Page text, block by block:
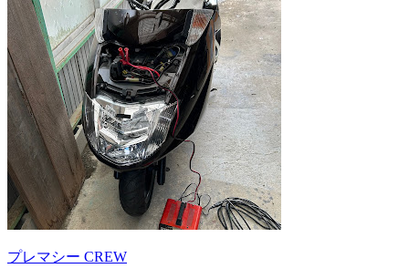
プレマシー CREW